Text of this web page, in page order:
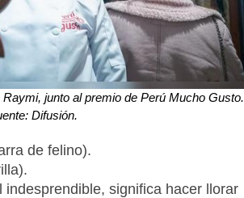
junto al premio de Perú Mucho Gusto.
Difusión.
de felino).
indesprendible, significa hacer llorar